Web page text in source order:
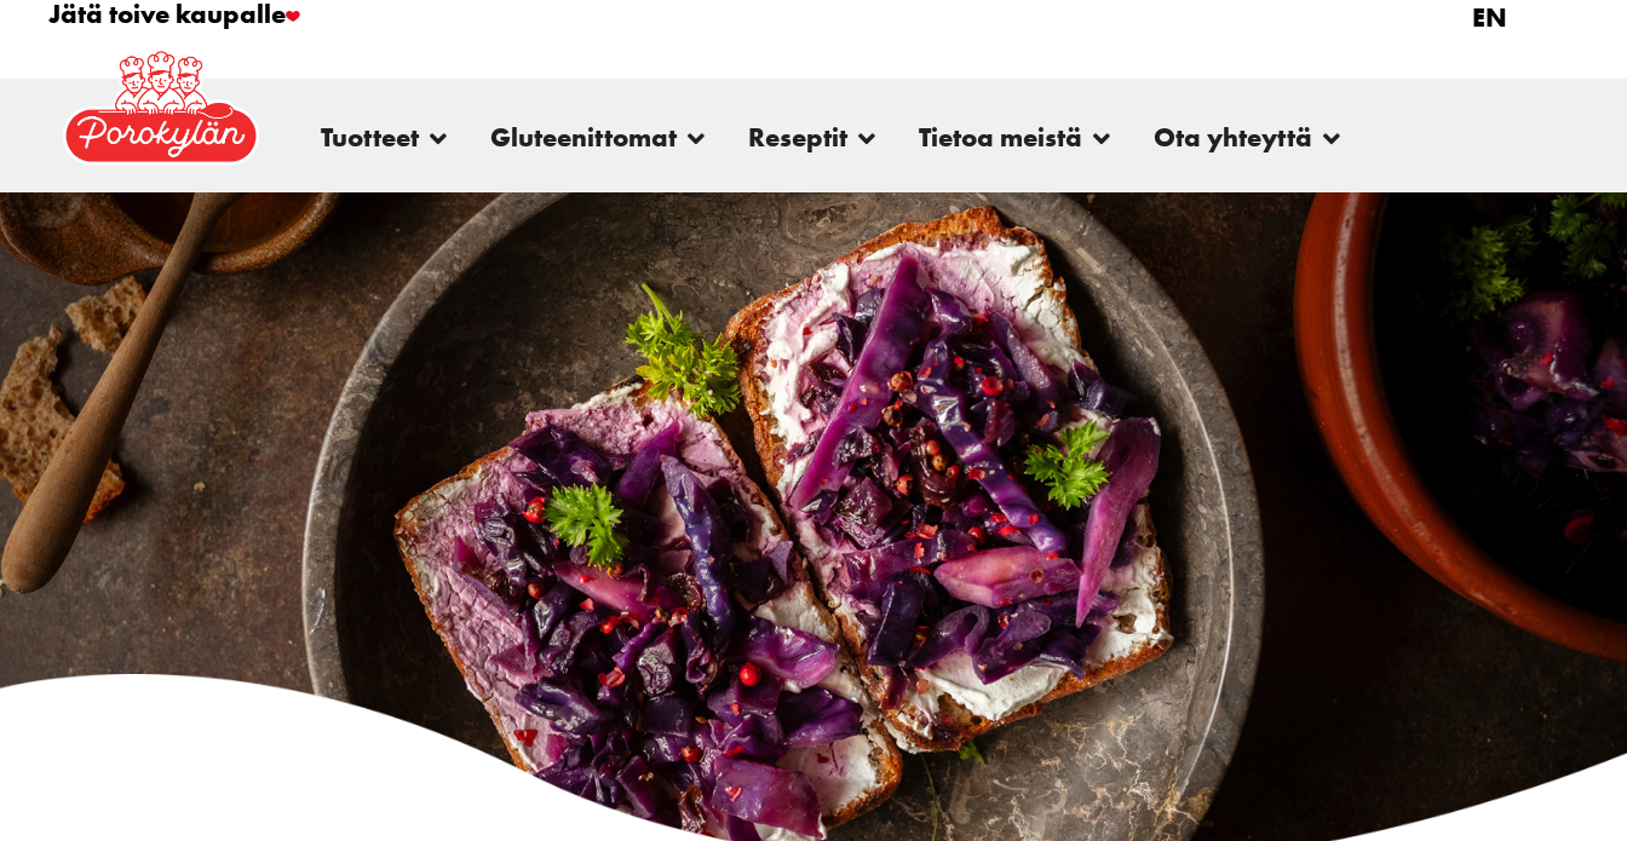
Jätä toive kaupalle EN
Tuotteet Gluteenittomat Reseptit Tietoa meistä Ota yhteyttä